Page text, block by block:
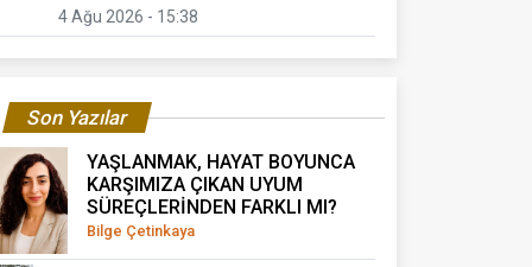
4 Ağu 2026 - 15:38
Son Yazılar
YAŞLANMAK, HAYAT BOYUNCA
KARŞIMIZA ÇIKAN UYUM
SÜREÇLERİNDEN FARKLI MI?
Bilge Çetinkaya